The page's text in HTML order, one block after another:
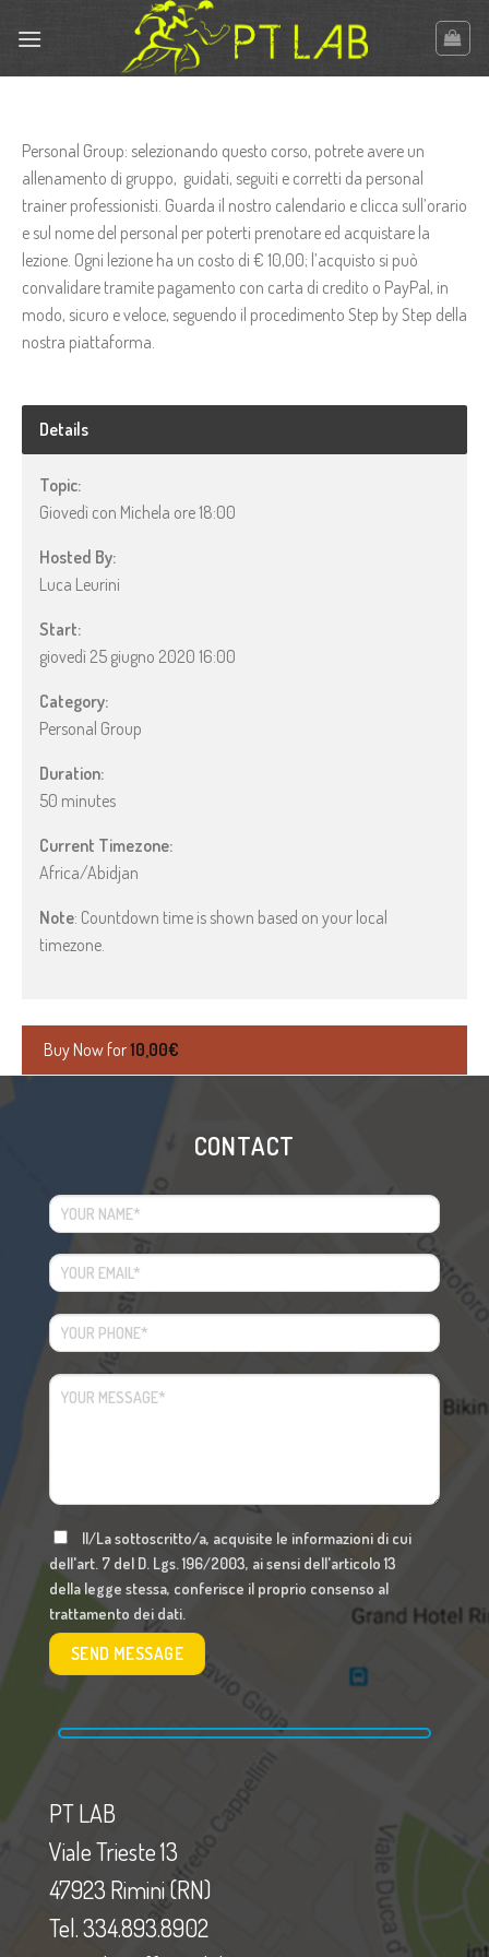
Personal Group: selezionando questo corso, potrete avere un
allenamento di gruppo, guidati, seguiti e corretti da personal
trainer professionisti. Guarda il nostro calendario e clicca sull’orario
e sul nome del personal per poterti prenotare ed acquistare la
lezione. Ogni lezione ha un costo di € 10,00; l’acquisto si può
convalidare tramite pagamento con carta di credito o PayPal, in
modo, sicuro e veloce, seguendo il procedimento Step by Step della
nostra piattaforma.
Details
Topic:
Giovedì con Michela ore 18:00
Hosted By:
Luca Leurini
Start:
giovedì 25 giugno 2020 16:00
Category:
Personal Group
Duration:
50 minutes
Current Timezone:
Africa/Abidjan
Note: Countdown time is shown based on your local
timezone.
Buy Now for10,00€
CONTACT
Il/La sottoscritto/a, acquisite le informazioni di cui
dell'art. 7 del D. Lgs. 196/2003, ai sensi dell'articolo 13
della legge stessa, conferisce il proprio consenso al
trattamento dei dati.
PT LAB
Viale Trieste 13
47923 Rimini (RN)
Tel. 334.893.8902